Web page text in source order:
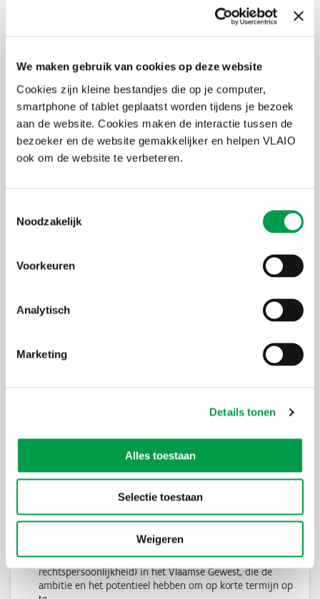
We maken gebruik van cookies op deze website
Cookies zijn kleine bestandjes die op je computer,
smartphone of tablet geplaatst worden tijdens je bezoek
aan de website. Cookies maken de interactie tussen de
bezoeker en de website gemakkelijker en helpen VLAIO
ook om de website te verbeteren.
Noodzakelijk
Voorkeuren
Analytisch
Marketing
Details tonen
Alles toestaan
Selectie toestaan
Weigeren
Kostprijs € 2.106 excl. btw
Partner imec.istart, NOA, Start it@KBC
Meer info op de website van
Wat?
Interessante subsidies
Ook interessant
Schaalklaar: subsidie voor opschaling naar
Jonge innovatieve ondernemingen (met
rechtspersoonlijkheid) in het Vlaamse Gewest, die de
ambitie en het potentieel hebben om op korte termijn op